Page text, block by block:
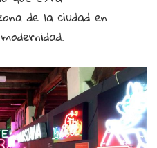
de la ciudad en